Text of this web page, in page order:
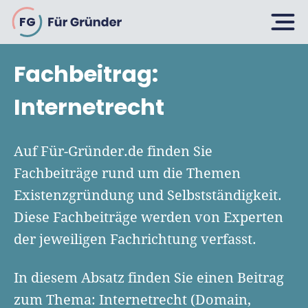
FG
Planen
Selbstständig machen
Über 500 Geschäftsideen
Bin ich ein Gründer?
Geschäftsmodell entwickeln
Businessplan-Vorlage & Muster
Gründen
Firma gründen: 10 Tipps
Rechtsform wählen
UG gründen
GmbH gründen
Wachsen
6 Tipps zum Start
Finanzieren
Fachbeitrag:
Internetrecht
Auf Für-Gründer.de finden Sie
Fachbeiträge rund um die Themen
Existenzgründung und Selbstständigkeit.
Diese Fachbeiträge werden von Experten
der jeweiligen Fachrichtung verfasst.
In diesem Absatz finden Sie einen Beitrag
zum Thema: Internetrecht (Domain,